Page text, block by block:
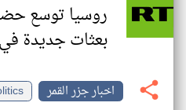
روسيا توسع
بعثات جديدة في 4 دول أفريقية
اخبار جزر القمر